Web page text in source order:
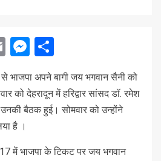
EmailMessenger
से भाजपा अपने बागी जय भगवान सैनी को
को देहरादून में हरिद्वार सांसद डॉ. रमेश
बैठक हुई। सोमवार को उन्होंने
है ।
में भाजपा के टिकट पर जय भगवान